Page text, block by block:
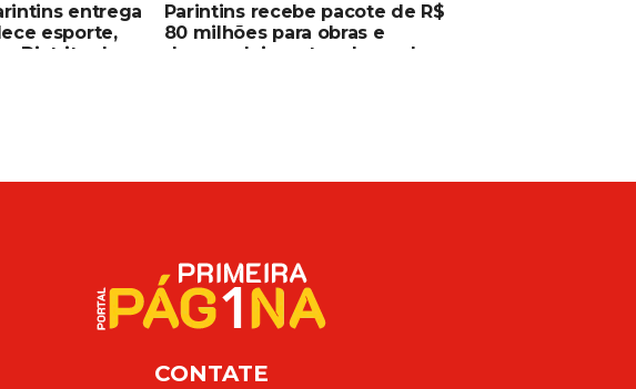
entrega
esporte,
Distrito do
Parintins recebe pacote de R$
80 milhões para obras e
desenvolvimento urbano dos
CONTATE